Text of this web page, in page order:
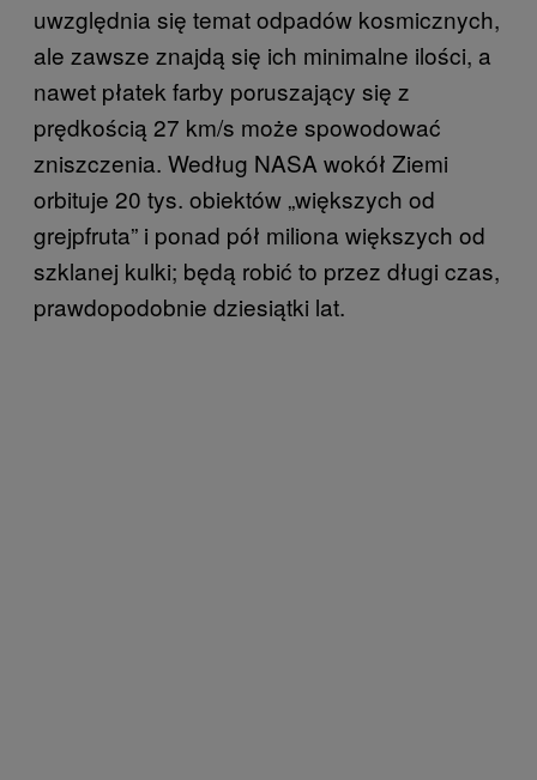
uwzględnia się temat odpadów kosmicznych,
ale zawsze znajdą się ich minimalne ilości, a
nawet płatek farby poruszający się z
prędkością 27 km/s może spowodować
zniszczenia. Według NASA wokół Ziemi
orbituje 20 tys. obiektów „większych od
grejpfruta” i ponad pół miliona większych od
szklanej kulki; będą robić to przez długi czas,
prawdopodobnie dziesiątki lat.